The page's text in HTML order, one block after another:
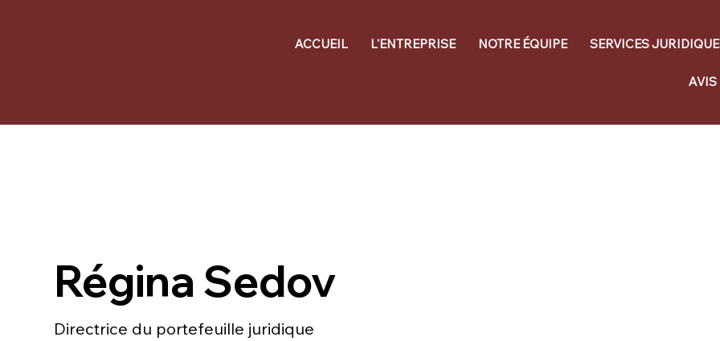
ACCUEIL L'ENTREPRISE NOTRE ÉQUIPE SERVICES
AVIS
Régina Sedov
Directrice du portefeuille juridique